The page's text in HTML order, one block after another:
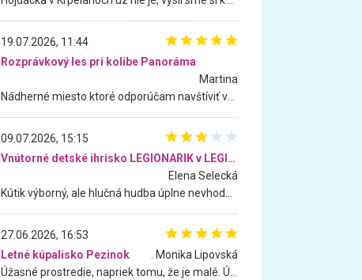
19.07.2026, 11:44
Rozprávkový les pri kolibe Panoráma
Martina
09.07.2026, 15:15
Vnútorné detské ihrisko LEGIONARIK v LEGIA Fitness
Elena Selecká
27.06.2026, 16:53
Letné kúpalisko Pezinok
. Monika Lipovská